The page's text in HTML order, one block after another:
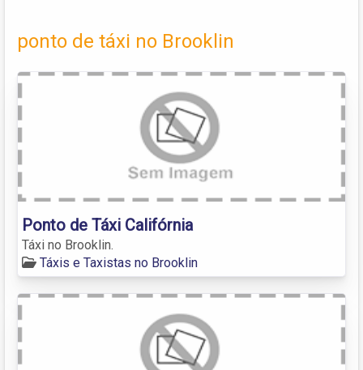
ponto de táxi no Brooklin
Ponto de Táxi Califórnia
Táxi no Brooklin.
Táxis e Taxistas no Brooklin